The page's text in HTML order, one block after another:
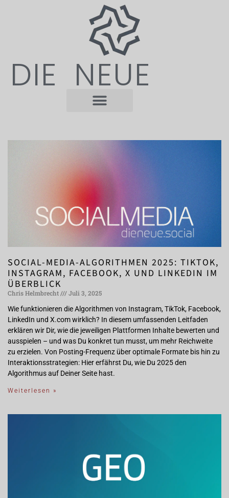
DIE NEUE
SOCIAL-MEDIA-ALGORITHMEN 2025: TIKTOK,
INSTAGRAM, FACEBOOK, X UND LINKEDIN IM
ÜBERBLICK
Chris Helmbrecht
Juli 3, 2025
Wie funktionieren die Algorithmen von Instagram, TikTok, Facebook,
LinkedIn und X.com wirklich? In diesem umfassenden Leitfaden
erklären wir Dir, wie die jeweiligen Plattformen Inhalte bewerten und
ausspielen – und was Du konkret tun musst, um mehr Reichweite
zu erzielen. Von Posting-Frequenz über optimale Formate bis hin zu
Interaktionsstrategien: Hier erfährst Du, wie Du 2025 den
Algorithmus auf Deiner Seite hast.
Weiterlesen »